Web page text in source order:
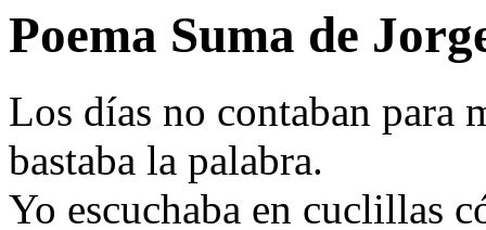
Poema Suma de
Los días no contaban para
bastaba la palabra.
Yo escuchaba en cuclillas